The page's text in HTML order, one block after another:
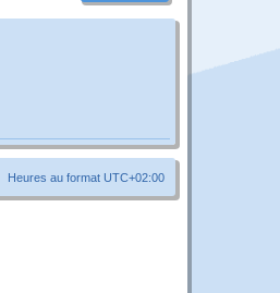
Heures au format UTC+02:00